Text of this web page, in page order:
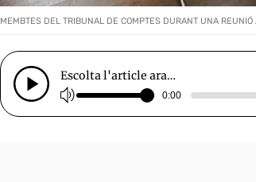
MEMBTES DEL TRIBUNAL DE COMPTES DURANT UNA
Escolta l'article ara…
0:00